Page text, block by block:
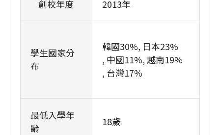
創校年度 2013年
學生國家分
布
韓國30% 日本23%
中國11% 越南19%
台灣17%
最低入學年
齡
18歲